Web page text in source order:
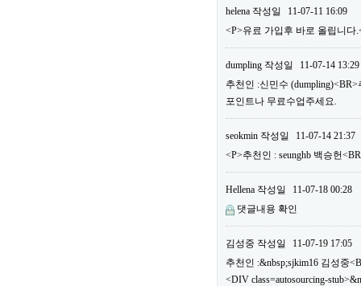
helena 작성일
11-07-11 16:09
<P>유료 가입후 바로 올립니다
dumpling 작성일
11-07-14 13:29
추천인 :신민수
포인트나 무료수업주세요.
seokmin 작성일
11-07-14 21:37
<P>추천인 : seunghb 백승헌
Hellena 작성일
11-07-18 00:28
댓글내용 확인
김성중 작성일
11-07-19 17:05
추천인 :&nbsp;sjkim16 김성중
<DIV class=autosourcing-